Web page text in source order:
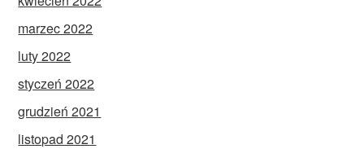
marzec 2022
luty 2022
styczeń 2022
grudzień 2021
listopad 2021